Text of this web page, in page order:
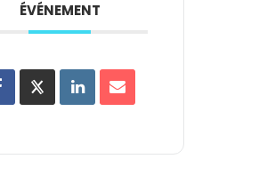
ÉVÉNEMENT